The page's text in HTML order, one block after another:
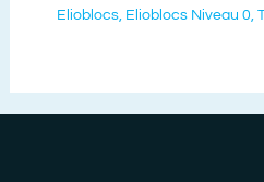
Elioblocs, Elioblocs Niveau 0,